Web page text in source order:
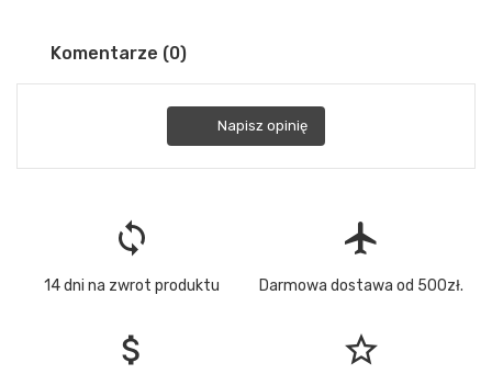
Komentarze (0)
Napisz opinię
loop
14 dni na zwrot produktu
flight
Darmowa dostawa od 500zł.
attach_money star_border